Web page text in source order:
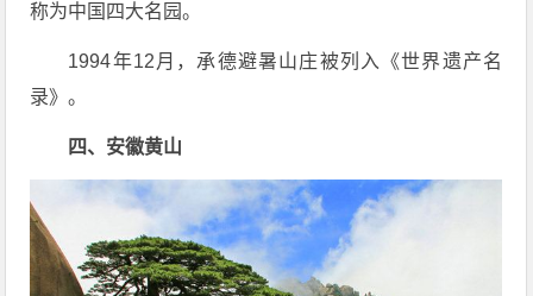
称为中国四大名园。
1994年12月，承德避暑山庄被列入《世界遗产名
录》。
四、安徽黄山